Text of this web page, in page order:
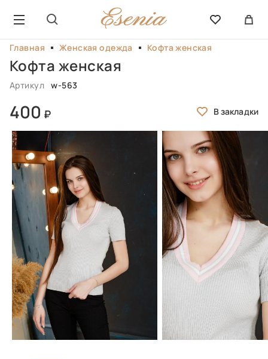
Главная Женская одежда Кофта женская
Кофта женская
Артикул w-563
400